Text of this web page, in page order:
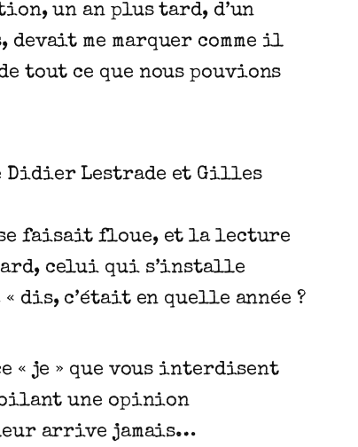
un an plus tard, d’un
me marquer comme il
tout ce que nous pouvions
Didier Lestrade et Gilles
se faisait floue, et la lecture
celui qui s’installe
dis, c’était en quelle année ?
« je » que vous interdisent
une opinion
arrive jamais…